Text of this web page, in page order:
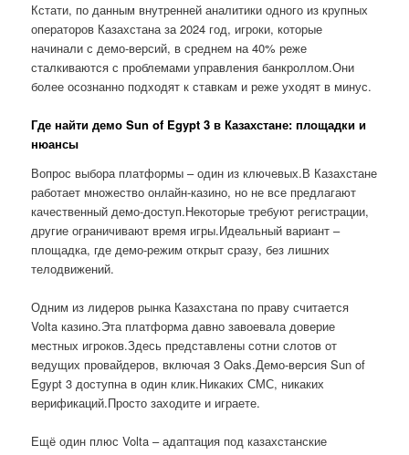
Кстати, по данным внутренней аналитики одного из крупных
операторов Казахстана за 2024 год, игроки, которые
начинали с демо-версий, в среднем на 40% реже
сталкиваются с проблемами управления банкроллом.Они
более осознанно подходят к ставкам и реже уходят в минус.
Где найти демо Sun of Egypt 3 в Казахстане: площадки и
нюансы
Вопрос выбора платформы – один из ключевых.В Казахстане
работает множество онлайн-казино, но не все предлагают
качественный демо-доступ.Некоторые требуют регистрации,
другие ограничивают время игры.Идеальный вариант –
площадка, где демо-режим открыт сразу, без лишних
телодвижений.
Одним из лидеров рынка Казахстана по праву считается
Volta казино.Эта платформа давно завоевала доверие
местных игроков.Здесь представлены сотни слотов от
ведущих провайдеров, включая 3 Oaks.Демо-версия Sun of
Egypt 3 доступна в один клик.Никаких СМС, никаких
верификаций.Просто заходите и играете.
Ещё один плюс Volta – адаптация под казахстанские